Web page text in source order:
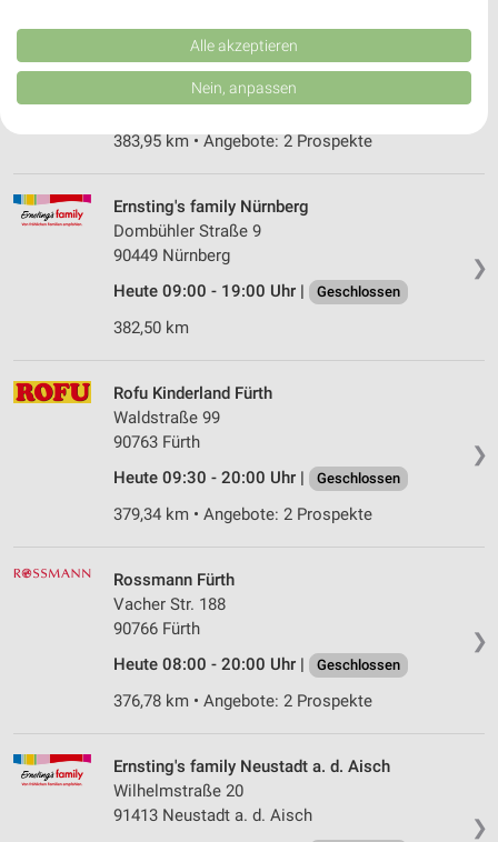
❯
Eibacher Hauptstr. 33
90451 Nürnberg
Heute 08:00 - 18:00 Uhr | Geschlossen
383,95 km • Angebote: 2 Prospekte
❯
Ernsting's family Nürnberg
Dombühler Straße 9
90449 Nürnberg
Heute 09:00 - 19:00 Uhr |
Geschlossen
382,50 km
❯
Rofu Kinderland Fürth
Waldstraße 99
90763 Fürth
Heute 09:30 - 20:00 Uhr |
Geschlossen
379,34 km • Angebote: 2 Prospekte
❯
Rossmann Fürth
Vacher Str. 188
90766 Fürth
Heute 08:00 - 20:00 Uhr |
Geschlossen
376,78 km • Angebote: 2 Prospekte
❯
Ernsting's family Neustadt a. d. Aisch
Wilhelmstraße 20
91413 Neustadt a. d. Aisch
Kombinationen von Daten aus verschiedenen Quellen. Entwicklung und
Verbesserung der Angebote. Verwendung reduzierter Daten zur Auswahl
von Inhalten.
Daten können außerhalb der Europäischen Union weitergegeben und in die
Website/App.
Wir nutzen Ihre Daten für folgende Zwecke:
IAB-Verarbeitungszwecke:
Speichern von oder Zugriff auf Informationen
Verwendung reduzierter Daten zur Auswahl von
Werbeanzeigen
Erstellung von Profilen für personalisierte
Werbung
Verwendung von Profilen zur Auswahl
personalisierter Werbung
Erstellung von Profilen zur Personalisierung
Verwendung von Profilen zur Auswahl
personalisierter Inhalte
Messung der Performance von Inhalten
Kombinationen von Daten aus verschiedenen
Quellen
Entwicklung und Verbesserung der Angebote
Alle akzeptieren
Nein, anpassen